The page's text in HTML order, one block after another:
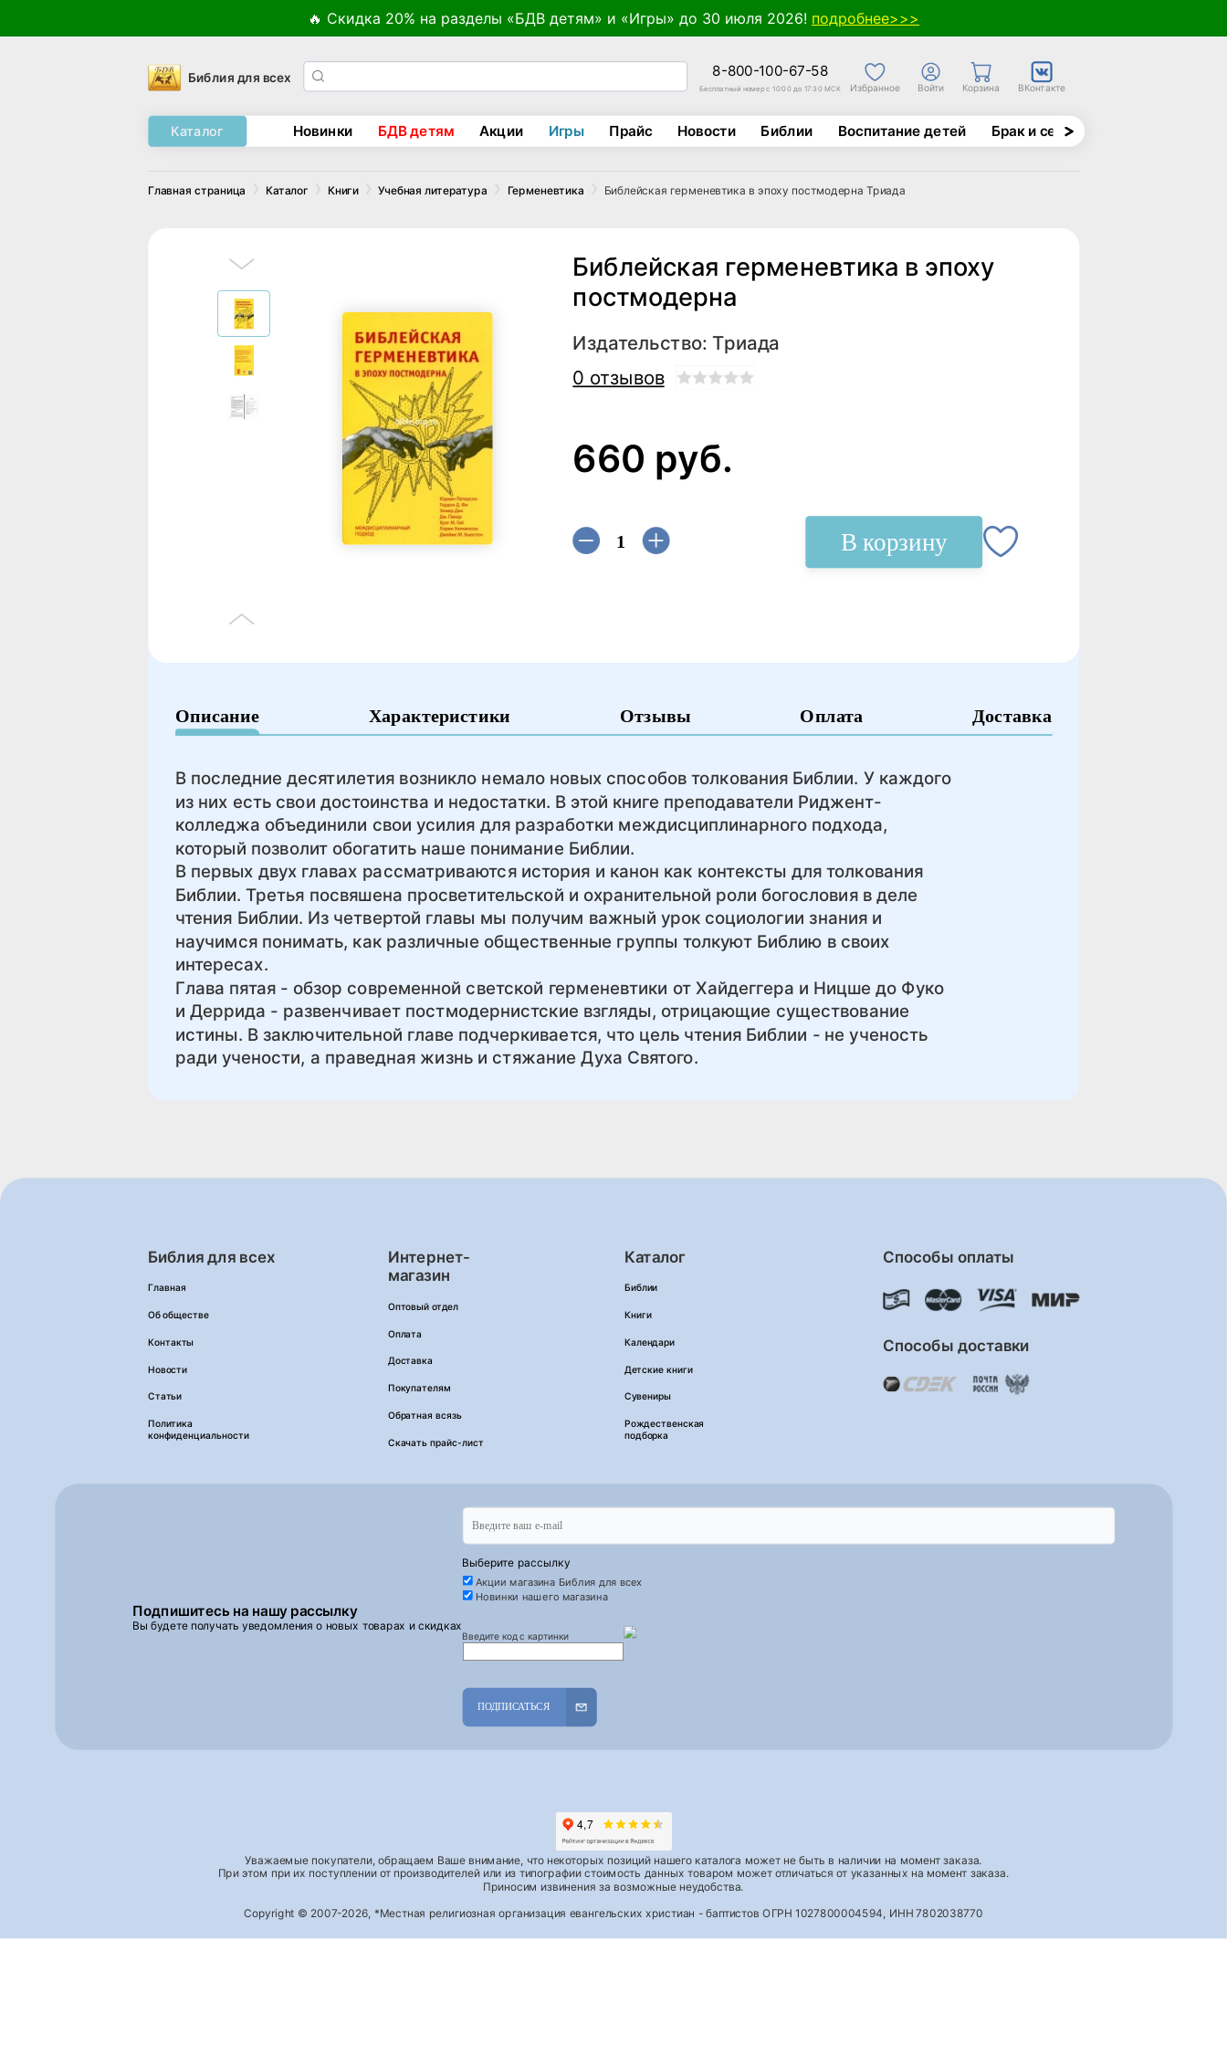
🔥 Скидка 20% на разделы «БДВ детям» и «Игры» до 30 июля 2026! подробнее>>>
Библия для всех 8-800-100-67-58
Бесплатный номер с 10:00 до 17:30 МСК Избранное Войти Корзина ВКонтакте
Каталог Новинки БДВ детям Акции Игры Прайс Новости Библии Воспитание детей Брак и семья
Главная страница Каталог Книги Учебная литература Герменевтика Библейская герменевтика в эпоху постмодерна Триада
Библейская герменевтика в эпоху
постмодерна
Издательство: Триада
0 отзывов
660 руб.
В корзину
Описание Характеристики Отзывы Оплата Доставка
В последние десятилетия возникло немало новых способов толкования Библии. У каждого
из них есть свои достоинства и недостатки. В этой книге преподаватели Риджент-
колледжа объединили свои усилия для разработки междисциплинарного подхода,
который позволит обогатить наше понимание Библии.
В первых двух главах рассматриваются история и канон как контексты для толкования
Библии. Третья посвяшена просветительской и охранительной роли богословия в деле
чтения Библии. Из четвертой главы мы получим важный урок социологии знания и
научимся понимать, как различные общественные группы толкуют Библию в своих
интересах.
Глава пятая - обзор современной светской герменевтики от Хайдеггера и Ницше до Фуко
и Деррида - развенчивает постмодернистские взгляды, отрицающие существование
истины. В заключительной главе подчеркивается, что цель чтения Библии - не ученость
ради учености, а праведная жизнь и стяжание Духа Святого.
Библия для всех
Главная
Об обществе
Контакты
Новости
Статьи
Политика
конфиденциальности
Интернет-
магазин
Оптовый отдел
Оплата
Доставка
Покупателям
Обратная всязь
Скачать прайс-лист
Каталог
Библии
Книги
Календари
Детские книги
Сувениры
Рождественская
подборка
Способы оплаты
Способы доставки
Подпишитесь на нашу рассылку
Вы будете получать уведомления о новых товарах и скидках
Выберите рассылку
Акции магазина Библия для всех
Новинки нашего магазина
Введите код с картинки
ПОДПИСАТЬСЯ
Уважаемые покупатели, обращаем Ваше внимание, что некоторых позиций нашего каталога может не быть в наличии на момент заказа.
При этом при их поступлении от производителей или из типографии стоимость данных товаром может отличаться от указанных на момент заказа.
Приносим извинения за возможные неудобства.
Copyright © 2007-2026, *Местная религиозная организация евангельских христиан - баптистов ОГРН 1027800004594, ИНН 7802038770